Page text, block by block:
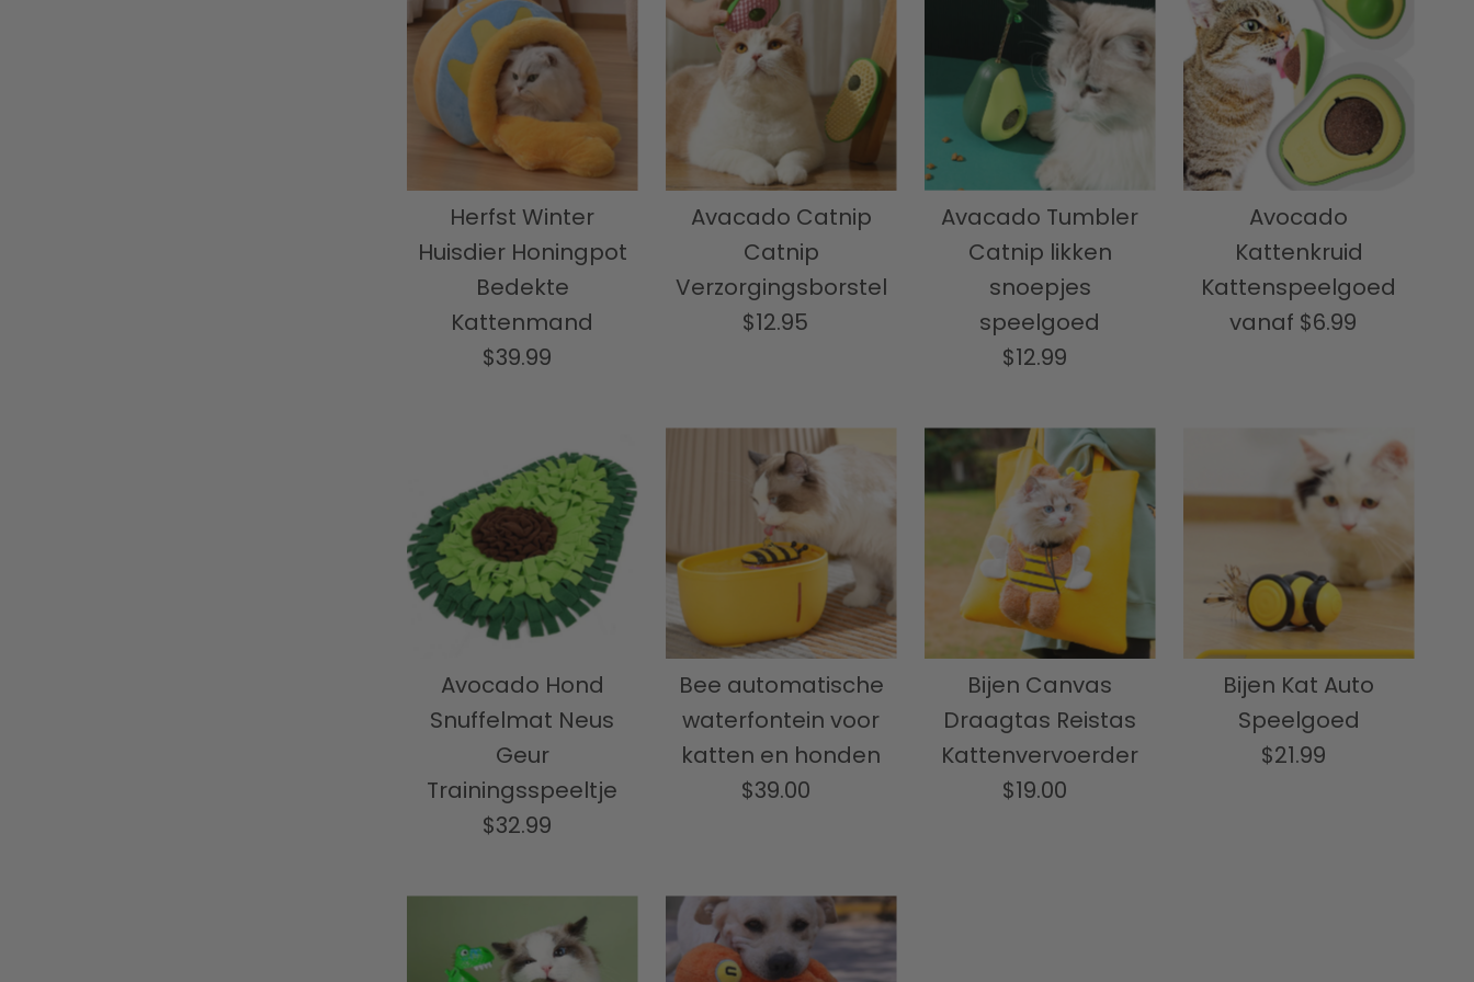
Herfst Winter
Huisdier Honingpot
Bedekte
Kattenmand
Normale
$39.99
Avacado Catnip
Catnip
Verzorgingsborstel
Normale
$12.95
Avacado Tumbler
Catnip likken
snoepjes
speelgoed
Normale
$12.99
Avocado
Kattenkruid
Kattenspeelgoed
Normale
vanaf $6.99
Avocado Hond
Snuffelmat Neus
Geur
Trainingsspeeltje
Normale
$32.99
Bee automatische
waterfontein voor
katten en honden
Normale
$39.00
Bijen Canvas
Draagtas Reistas
Kattenvervoerder
Normale
$19.00
Bijen Kat Auto
Speelgoed
Normale
$21.99